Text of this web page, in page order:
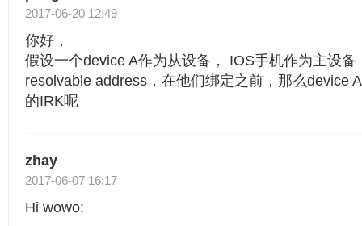
2017-06-20 12:49
你好，
假设一个device A作为从设备， IOS手机作为主设备
resolvable address，在他们绑定之前，那么device
的IRK呢
zhay
2017-06-07 16:17
Hi wowo: